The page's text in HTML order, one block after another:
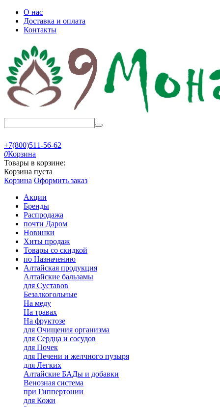
О нас
Доставка и оплата
Контакты
+7(800)511-56-62
0Корзина
Товары в корзине:
Корзина пуста
Корзина Оформить заказ
Акции
Бренды
Распродажа
почти Даром
Новинки
Хиты продаж
Товары со скидкой
по Назначению
Алтайская продукция
Алтайские бальзамы
для Суставов
Безалкогольные
На меду
На травах
На фруктозе
для Очищения организма
для Сердца и сосудов
для Почек
для Печени и желчного пузыря
для Легких
Алтайские БАДы и добавки
Венозная система
при Гиппертонии
для Кожи